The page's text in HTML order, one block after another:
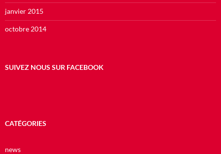
janvier 2015
octobre 2014
SUIVEZ NOUS SUR FACEBOOK
CATÉGORIES
news